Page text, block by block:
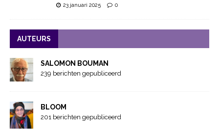
23 januari 2025 0
AUTEURS
SALOMON BOUMAN
239 berichten gepubliceerd
BLOOM
201 berichten gepubliceerd